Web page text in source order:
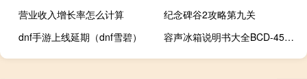
营业收入增长率怎么计算
纪念碑谷2攻略第九关
dnf手游上线延期（dnf雪碧）
容声冰箱说明书大全BCD-456WD11FP（容声冰箱说明书）